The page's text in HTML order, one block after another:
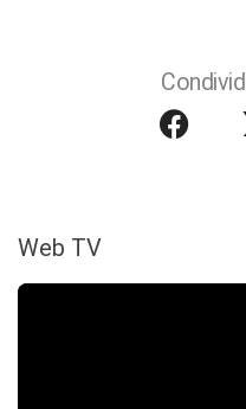
Web TV